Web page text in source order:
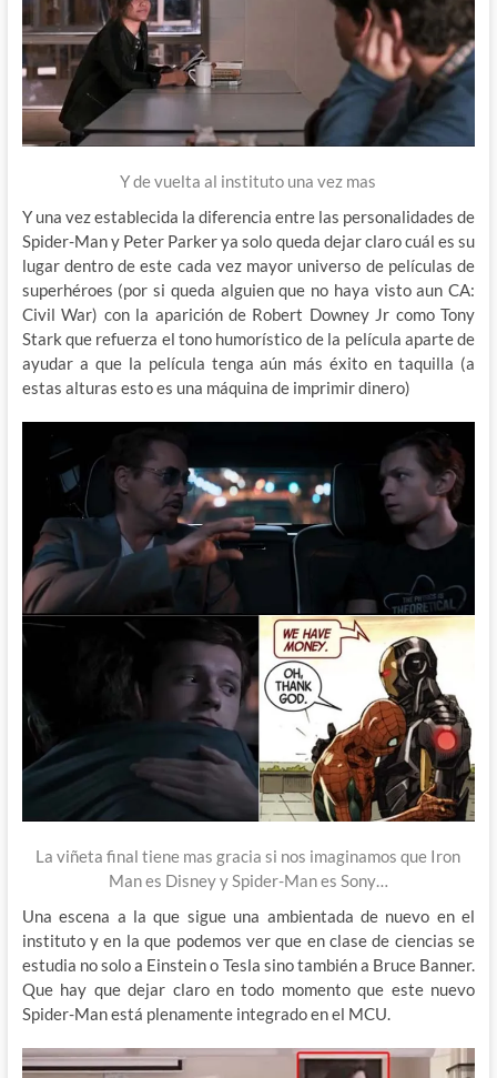
Y de vuelta al instituto una vez mas
Y una vez establecida la diferencia entre las personalidades de
Spider-Man y Peter Parker ya solo queda dejar claro cuál es su
lugar dentro de este cada vez mayor universo de películas de
superhéroes (por si queda alguien que no haya visto aun CA:
Civil War) con la aparición de Robert Downey Jr como Tony
Stark que refuerza el tono humorístico de la película aparte de
ayudar a que la película tenga aún más éxito en taquilla (a
estas alturas esto es una máquina de imprimir dinero)
La viñeta final tiene mas gracia si nos imaginamos que Iron
Man es Disney y Spider-Man es Sony…
Una escena a la que sigue una ambientada de nuevo en el
instituto y en la que podemos ver que en clase de ciencias se
estudia no solo a Einstein o Tesla sino también a Bruce Banner.
Que hay que dejar claro en todo momento que este nuevo
Spider-Man está plenamente integrado en el MCU.